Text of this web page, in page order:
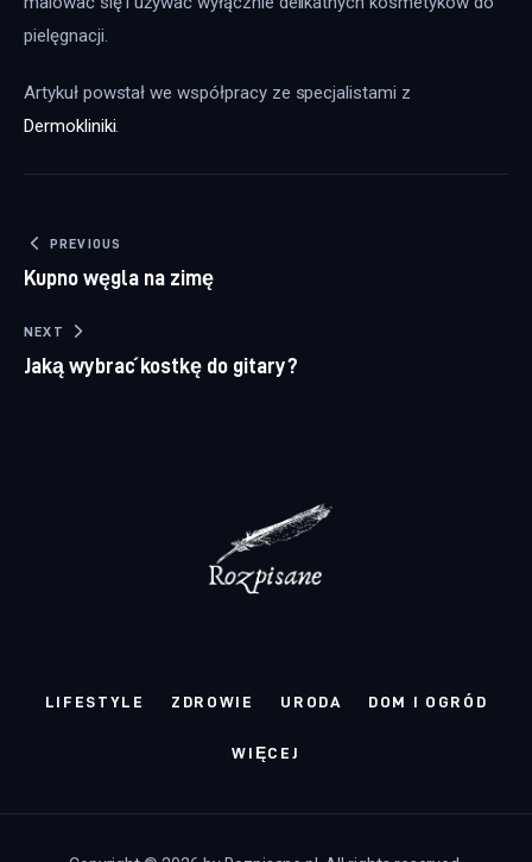
pielęgnacji.
Artykuł powstał we współpracy ze specjalistami z
Dermokliniki.
Nawigacja wpisu
PREVIOUS
Kupno węgla na zimę
NEXT
Jaką wybrać kostkę do gitary?
LIFESTYLE ZDROWIE URODA DOM I OGRÓD
WIĘCEJ